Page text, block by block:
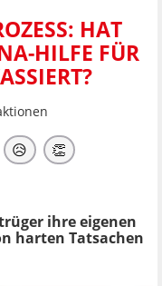
HAT
HILFE FÜR
😥 👏
ihre eigenen
harten Tatsachen